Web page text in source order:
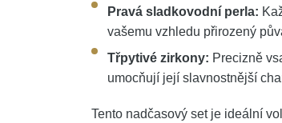
Pravá sladkovodní perla:
vašemu vzhledu přirozený
Třpytivé zirkony: Precizně
umocňují její slavnostnější
Tento nadčasový set je ideální